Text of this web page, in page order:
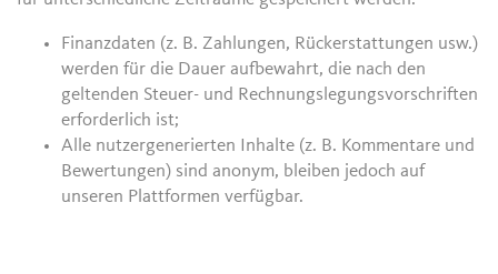
Finanzdaten (z. B. Zahlungen, Rückerstattungen usw.)
werden für die Dauer aufbewahrt, die nach den
geltenden Steuer- und Rechnungslegungsvorschriften
erforderlich ist;
Alle nutzergenerierten Inhalte (z. B. Kommentare und
Bewertungen) sind anonym, bleiben jedoch auf
unseren Plattformen verfügbar.